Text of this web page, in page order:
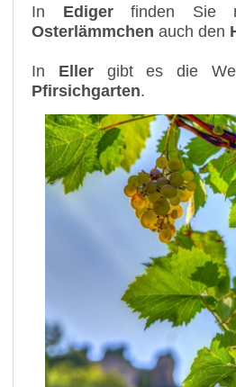
In Edigerfinden Sie
Osterlämmchen auch den
In Ellergibt es die
Pfirsichgarten.